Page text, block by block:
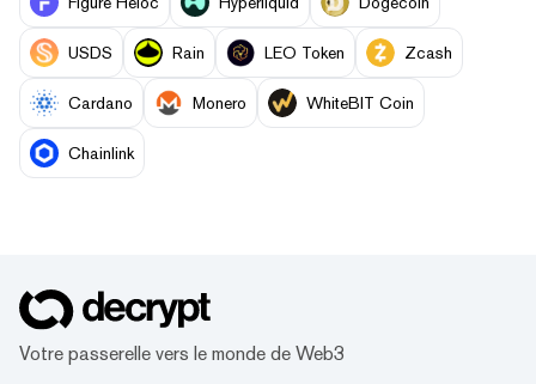
USDS Rain LEO Token Zcash
Cardano Monero WhiteBIT Coin
Chainlink
Votre passerelle vers le monde de Web3